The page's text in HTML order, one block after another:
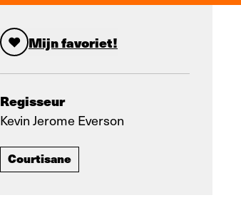
Mijn favoriet!
Regisseur
Kevin Jerome Everson
Courtisane